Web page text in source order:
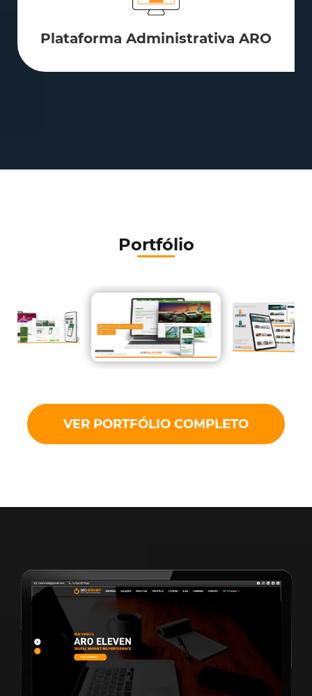
Plataforma Administrativa ARO
Portfólio
VER PORTFÓLIO COMPLETO